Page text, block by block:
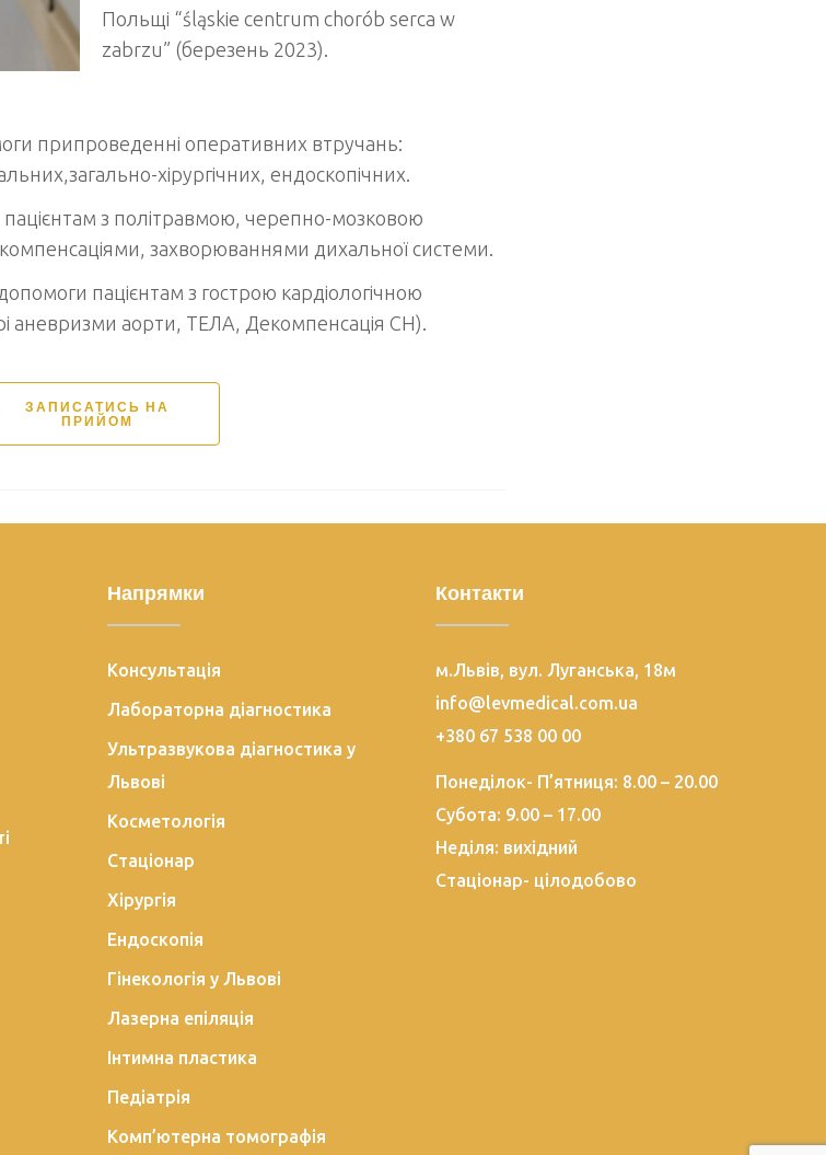
Польщі “śląskie centrum chorób serca w
zabrzu” (березень 2023).
припроведенні оперативних втручань:
хірургічних, ендоскопічних.
з політравмою, черепно-мозковою
захворюваннями дихальної системи.
пацієнтам з гострою кардіологічною
аневризми аорти, ТЕЛА, Декомпенсація СН).
ЗАПИСАТИСЬ НА
ПРИЙОМ
Напрямки
Консультація
Лабораторна діагностика
Ультразвукова діагностика у
Львові
Косметологія
Стаціонар
Хірургія
Ендоскопія
Гінекологія у Львові
Лазерна епіляція
Інтимна пластика
Педіатрія
Комп’ютерна томографія
Контакти
м.Львів, вул. Луганська, 18м
info@levmedical.com.ua
+380 67 538 00 00
Понеділок- П’ятниця: 8.00 – 20.00
Субота: 9.00 – 17.00
Неділя: вихідний
Стаціонар- цілодобово